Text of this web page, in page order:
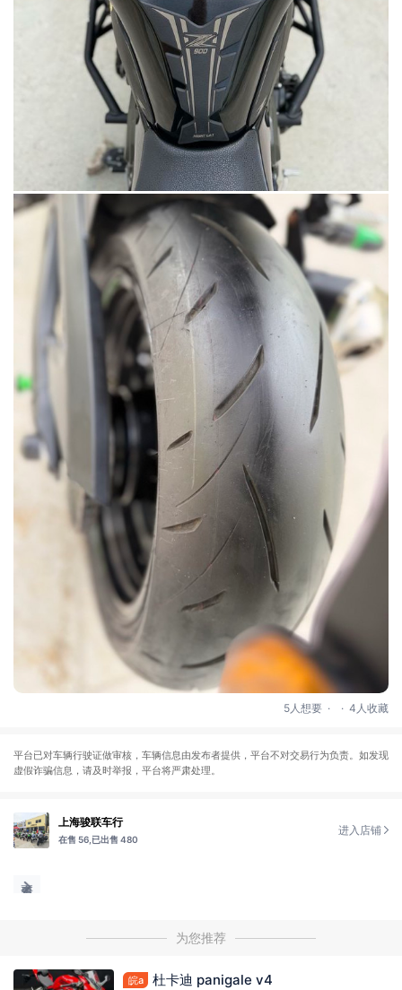
5人想要 . . 4人收藏
平台已对车辆行驶证做审核，车辆信息由发布者提供，平台不对交易行为负责。如发现
虚假诈骗信息，请及时举报，平台将严肃处理。
上海骏联车行
在售 56, 已出售 480
进入店铺
为您推荐
皖a 杜卡迪 panigale v4